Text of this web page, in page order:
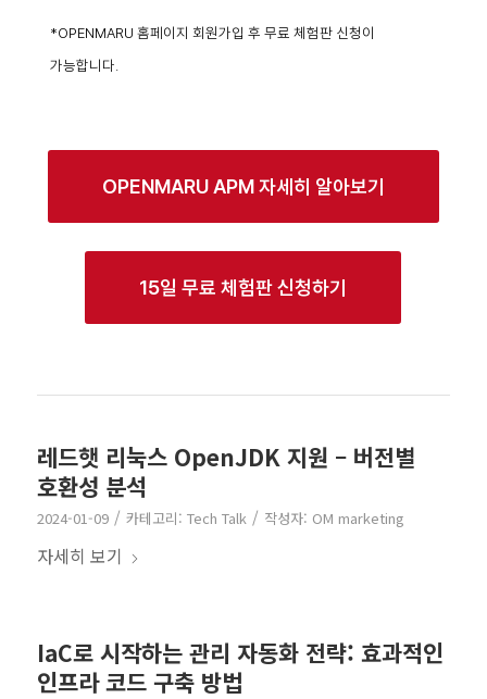
*OPENMARU 홈페이지 회원가입 후 무료 체험판 신청이
가능합니다.
OPENMARU APM 자세히 알아보기
15일 무료 체험판 신청하기
레드햇 리눅스 OpenJDK 지원 – 버전별
호환성 분석
2024-01-09 / 카테고리: Tech Talk / 작성자: OM marketing
자세히 보기
IaC로 시작하는 관리 자동화 전략: 효과적인
인프라 코드 구축 방법